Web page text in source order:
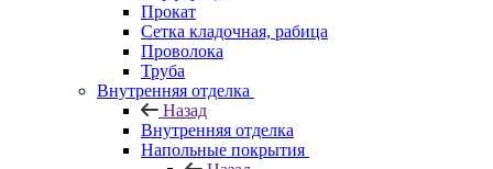
Прокат
Сетка кладочная, рабица
Проволока
Труба
Внутренняя отделка
Назад
Внутренняя отделка
Напольные покрытия